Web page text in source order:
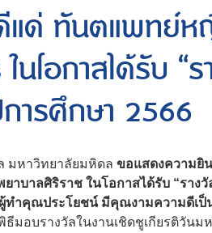
แด่ ทันตแพทย์
โอกาสได้รับ “
ารศึกษา 2566
หาวิทยาลัยมหิดล ขอแสดงความยิ
บาลศิริราช ในโอกาสได้รับ “ราง
ผู้ทำคุณประโยชน์ มีคุณงามความดีเ
มอบรางวัลในงานเชิดชูเกียรติวันม